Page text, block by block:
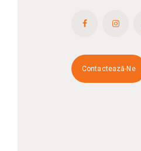
Contactează-Ne